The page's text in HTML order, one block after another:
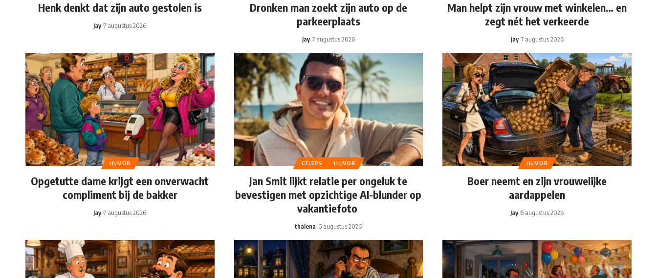
Henk denkt dat zijn auto gestolen is
Jay 7 augustus 2026
Dronken man zoekt zijn auto op de
parkeerplaats
Jay 7 augustus 2026
Man helpt zijn vrouw met winkelen… en
zegt nét het verkeerde
Jay 7 augustus 2026
HUMOR
Opgetutte dame krijgt een onverwacht
compliment bij de bakker
Jay 7 augustus 2026
CELEBS HUMOR
Jan Smit lijkt relatie per ongeluk te
bevestigen met opzichtige AI-blunder op
vakantiefoto
thalena 6 augustus 2026
HUMOR
Boer neemt en zijn vrouwelijke
aardappelen
Jay 5 augustus 2026